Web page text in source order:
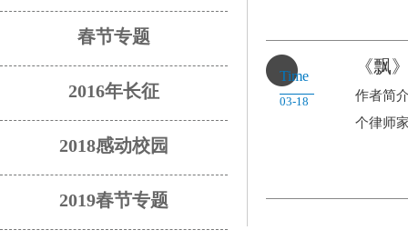
春节专题
2016年长征
2018感动校园
2019春节专题
Time
03-18
《飘
作者简
个律师